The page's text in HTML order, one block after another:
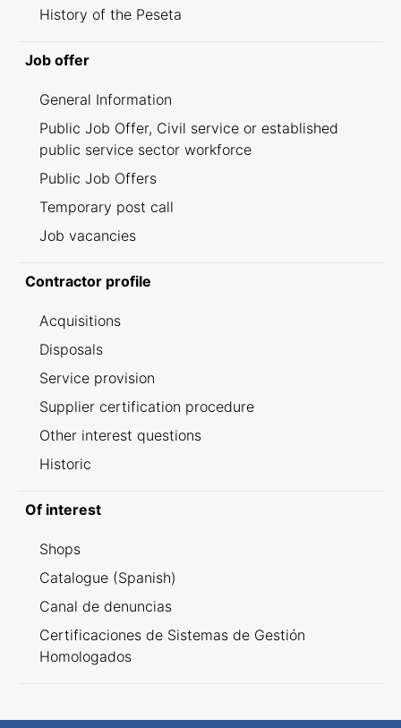
History of the Peseta
Job offer
General Information
Public Job Offer, Civil service or established
public service sector workforce
Public Job Offers
Temporary post call
Job vacancies
Contractor profile
Acquisitions
Disposals
Service provision
Supplier certification procedure
Other interest questions
Historic
Of interest
Shops
Catalogue (Spanish)
Canal de denuncias
Certificaciones de Sistemas de Gestión
Homologados